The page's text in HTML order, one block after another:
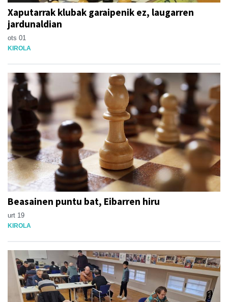
Xaputarrak klubak garaipenik ez, laugarren
jardunaldian
ots 01
KIROLA
Beasainen puntu bat, Eibarren hiru
urt 19
KIROLA